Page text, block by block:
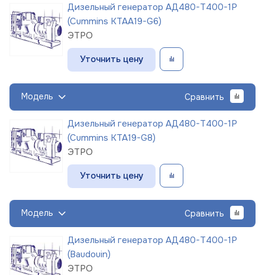
Дизельный генератор АД480-Т400-1Р
(Cummins KTAA19-G6)
ЭТРО
Уточнить цену
Модель Сравнить
Дизельный генератор АД480-Т400-1Р
(Cummins KTA19-G8)
ЭТРО
Уточнить цену
Модель Сравнить
Дизельный генератор АД480-Т400-1Р
(Baudouin)
ЭТРО